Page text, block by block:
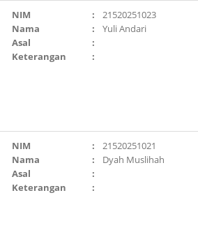
NIM :
21520251023
Nama
:
Yuli Andari
Asal
:
Keterangan
:
NIM :
21520251021
Nama
:
Dyah Muslihah
Asal
:
Keterangan
: